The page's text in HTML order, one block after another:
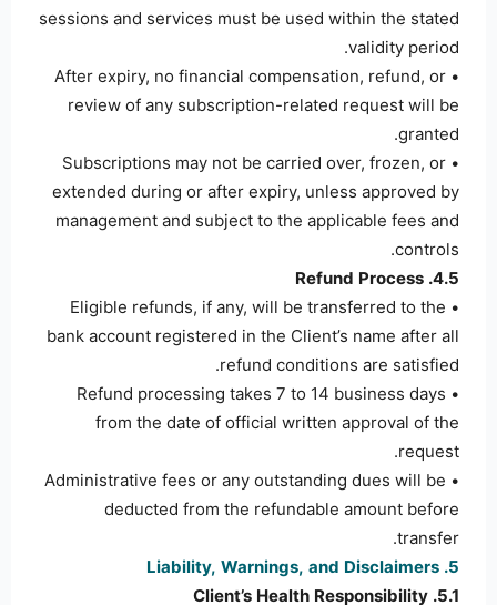
sessions and services must be used within the stated
validity period.
• After expiry, no financial compensation, refund, or
review of any subscription-related request will be
granted.
• Subscriptions may not be carried over, frozen, or
extended during or after expiry, unless approved by
management and subject to the applicable fees and
controls.
4.5. Refund Process
• Eligible refunds, if any, will be transferred to the
bank account registered in the Client’s name after all
refund conditions are satisfied.
• Refund processing takes 7 to 14 business days
from the date of official written approval of the
request.
• Administrative fees or any outstanding dues will be
deducted from the refundable amount before
transfer.
5. Liability, Warnings, and Disclaimers
5.1. Client’s Health Responsibility